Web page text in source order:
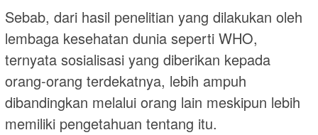
Sebab, dari hasil penelitian yang dilakukan oleh
lembaga kesehatan dunia seperti WHO,
ternyata sosialisasi yang diberikan kepada
orang-orang terdekatnya, lebih ampuh
dibandingkan melalui orang lain meskipun lebih
memiliki pengetahuan tentang itu.